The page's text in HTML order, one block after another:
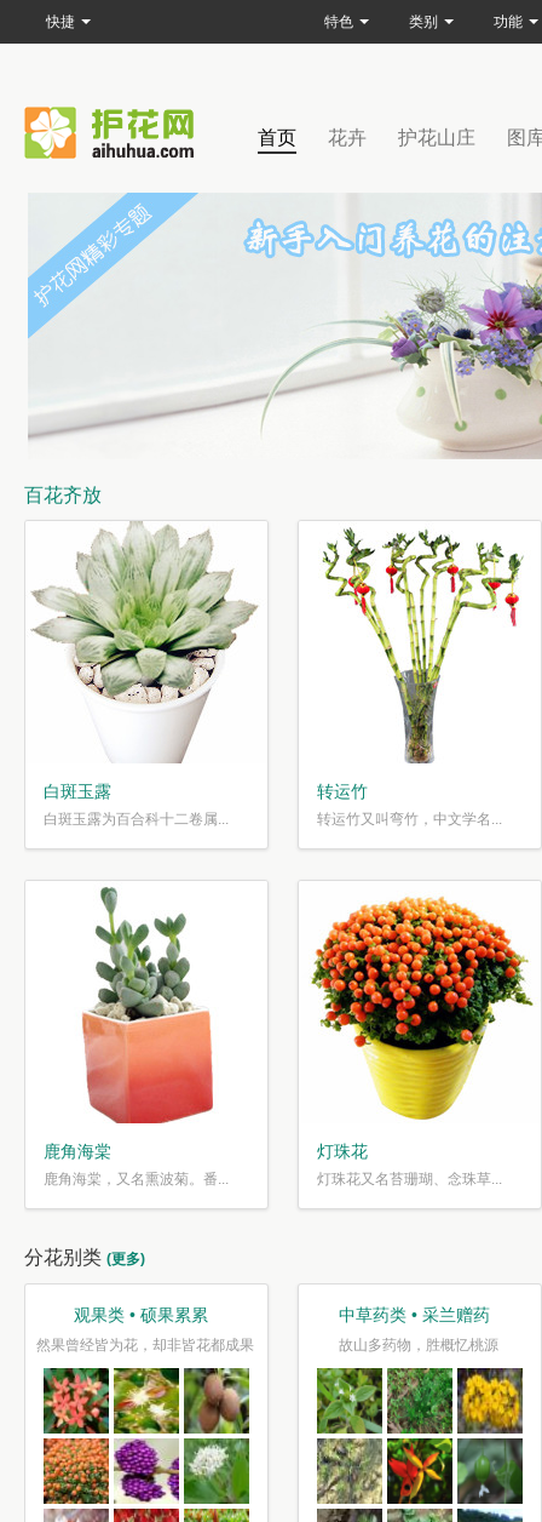
首页 花卉 护花山庄 图
百花齐放
白斑玉露
白斑玉露为百合科十二卷属...
转运竹
转运竹又叫弯竹，中文学名...
鹿角海棠
鹿角海棠，又名熏波菊。番...
灯珠花
灯珠花又名苔珊瑚、念珠草...
分花别类 (更多)
观果类 • 硕果累累
然果曾经皆为花，却非皆花都成果
中草药类 • 采兰赠药
故山多药物，胜概忆桃源
快捷 特色 类别 功能